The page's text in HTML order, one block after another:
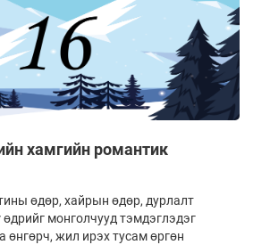
хамгийн романтик
өдөр, хайрын өдөр, дурлалт
монголчууд тэмдэглэдэг
өнгөрч, жил ирэх тусам өргөн